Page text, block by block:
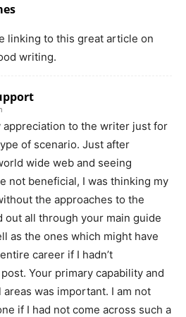
linking to this great article on
writing.
appreciation to the writer just for
of scenario. Just after
wide web and seeing
not beneficial, I was thinking my
the approaches to the
out all through your main guide
as the ones which might have
career if I hadn’t
Your primary capability and
was important. I am not
if I had not come across such a